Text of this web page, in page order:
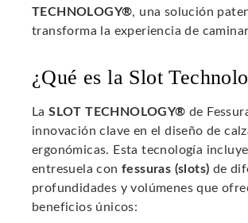
TECHNOLOGY®, una solución
transforma la experiencia de
¿Qué es la Slot
LaSLOT TECHNOLOGY® de
innovación clave en el diseño de
ergonómicas. Esta tecnología
entresuela confessuras (slots) de
profundidades y volúmenes que
beneficios únicos: